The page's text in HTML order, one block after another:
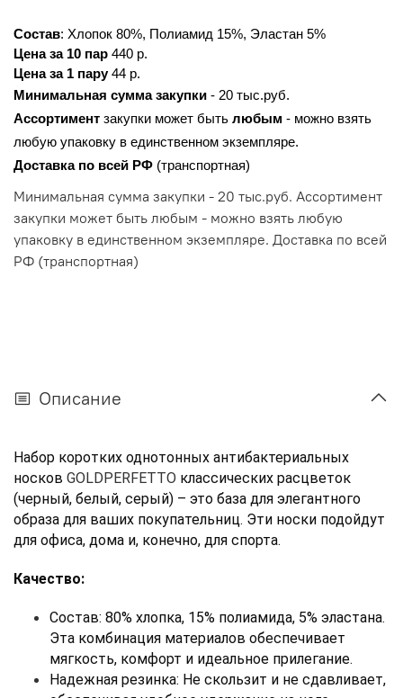
Состав: Хлопок 80%, Полиамид 15%, Эластан 5%
Цена за 10 пар 440 р.
Цена за 1 пару 44 р.
Минимальная сумма закупки - 20 тыс.руб.
Ассортимент закупки может быть любым - можно взять
любую упаковку в единственном экземпляре.
Доставка по всей РФ (транспортная)
Минимальная сумма закупки - 20 тыс.руб. Ассортимент
закупки может быть любым - можно взять любую
упаковку в единственном экземпляре. Доставка по всей
РФ (транспортная)
Описание
Набор коротких однотонных антибактериальных
носков GOLDPERFETTO классических расцветок
(черный, белый, серый) – это база для элегантного
образа для ваших покупательниц. Эти носки подойдут
для офиса, дома и, конечно, для спорта.
Качество:
Состав: 80% хлопка, 15% полиамида, 5% эластана.
Эта комбинация материалов обеспечивает
мягкость, комфорт и идеальное прилегание.
Надежная резинка: Не скользит и не сдавливает,